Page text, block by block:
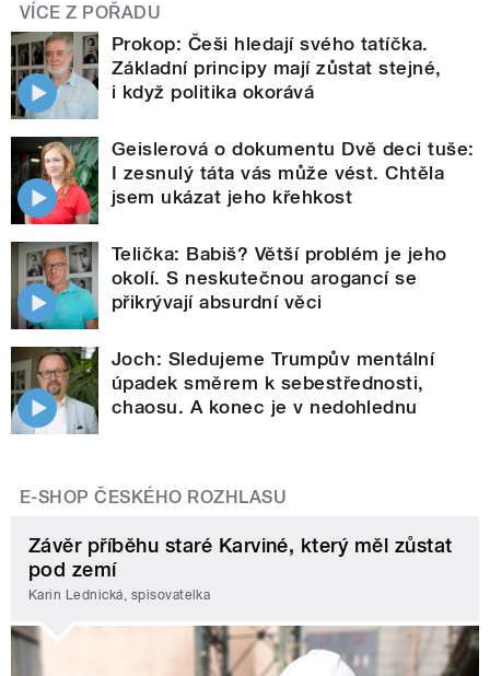
VÍCE Z POŘADU
Prokop: Češi hledají svého tatíčka.
Základní principy mají zůstat stejné,
i když politika okorává
Geislerová o dokumentu Dvě deci tuše:
I zesnulý táta vás může vést. Chtěla
jsem ukázat jeho křehkost
Telička: Babiš? Větší problém je jeho
okolí. S neskutečnou arogancí se
přikrývají absurdní věci
Joch: Sledujeme Trumpův mentální
úpadek směrem k sebestřednosti,
chaosu. A konec je v nedohlednu
E-SHOP ČESKÉHO ROZHLASU
Závěr příběhu staré Karviné, který měl zůstat
pod zemí
Karin Lednická, spisovatelka